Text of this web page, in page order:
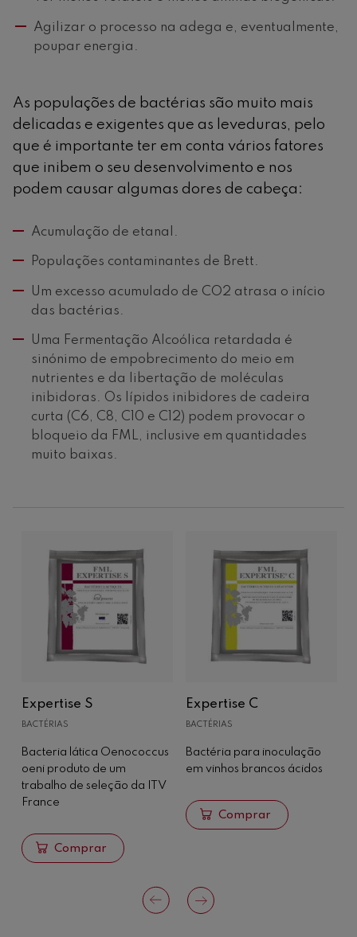
Agilizar o processo na adega e, eventualmente,
poupar energia.
As populações de bactérias são muito mais
delicadas e exigentes que as leveduras, pelo
que é importante ter em conta vários fatores
que inibem o seu desenvolvimento e nos
podem causar algumas dores de cabeça:
Acumulação de etanal.
Populações contaminantes de Brett.
Um excesso acumulado de CO2 atrasa o início
das bactérias.
Uma Fermentação Alcoólica retardada é
sinónimo de empobrecimento do meio em
nutrientes e da libertação de moléculas
inibidoras. Os lípidos inibidores de cadeira
curta (C6, C8, C10 e C12) podem provocar o
bloqueio da FML, inclusive em quantidades
muito baixas.
Expertise S
BACTÉRIAS
Bacteria lática Oenococcus
oeni produto de um
trabalho de seleção da ITV
France
Comprar
Expertise C
BACTÉRIAS
Bactéria para inoculação
em vinhos brancos ácidos
Comprar